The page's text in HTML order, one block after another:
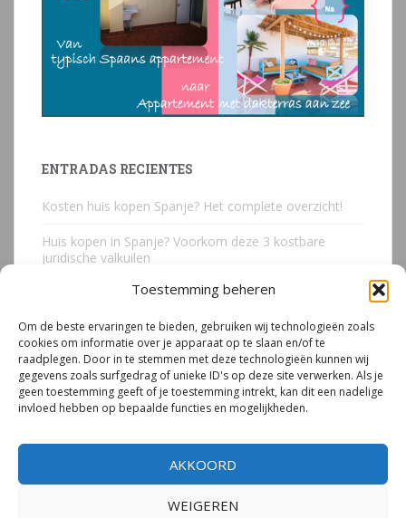
Toestemming beheren
Om de beste ervaringen te bieden, gebruiken wij technologieën zoals
cookies om informatie over je apparaat op te slaan en/of te
raadplegen. Door in te stemmen met deze technologieën kunnen wij
gegevens zoals surfgedrag of unieke ID's op deze site verwerken. Als je
geen toestemming geeft of je toestemming intrekt, kan dit een nadelige
invloed hebben op bepaalde functies en mogelijkheden.
AKKOORD
WEIGEREN
ENTRADAS RECIENTES
Kosten huis kopen Spanje? Het complete overzicht!
Huis kopen in Spanje? Voorkom deze 3 kostbare
juridische valkuilen
Due Diligence Spaans vastgoed
Emigreren naar Spanje Expert Call | Illegaal bouwen
door Mirjam van Riet (jan 2026)
Illegale bouw Spanje